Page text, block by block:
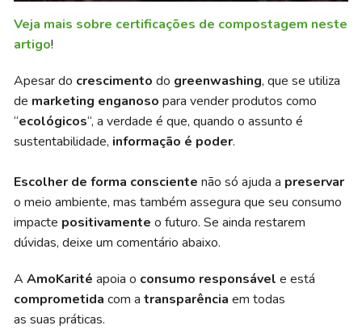
Veja mais sobre certificações de compostagem neste
artigo!
Apesar do crescimentodo greenwashing, que se utiliza
de marketing enganosopara vender produtos como
“ecológicos“, a verdade é que, quando o assunto é
sustentabilidade, informação é poder.
Escolher de forma consciente não só ajuda a preservar
o meio ambiente, mas também assegura que seu consumo
impacte positivamenteo futuro. Se ainda restarem
dúvidas, deixe um comentário abaixo.
AAmoKaritéapoia o consumo responsável e está
comprometidacom atransparência em todas
as suas práticas.